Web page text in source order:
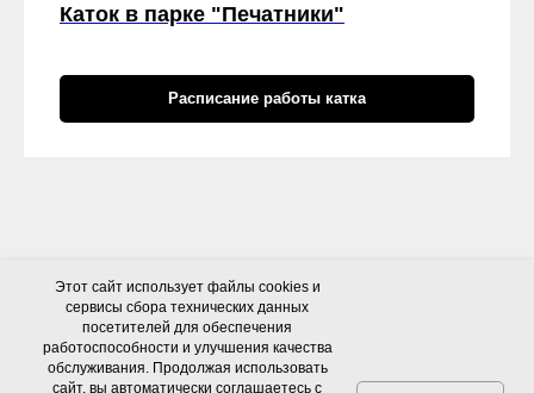
Каток в парке "Печатники"
Расписание работы катка
Этот сайт использует файлы cookies и
сервисы сбора технических данных
посетителей для обеспечения
работоспособности и улучшения качества
обслуживания. Продолжая использовать
сайт, вы автоматически соглашаетесь с